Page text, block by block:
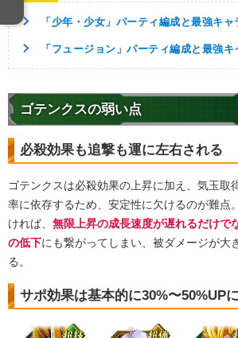
「少年・少女」パーティ編成と最強キャ
「フュージョン」パーティ編成と最強キ
ゴテンクスの弱い点
必殺効果も追撃も運に左右される
ゴテンクスは必殺効果の上昇に加え、気玉取
率に依存するため、安定性に欠けるのが難点
ければ、 無限上昇の成長速度が遅れるだけで
の低下にも繋がってしまい、被ダメージが大
る。
サポ効果は基本的に30%〜50%UP